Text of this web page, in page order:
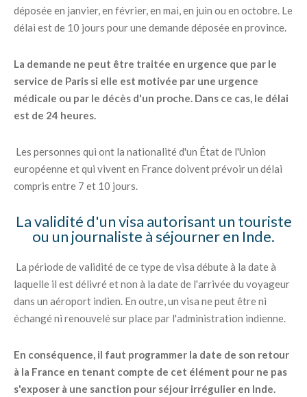
déposée en janvier, en février, en mai, en juin ou en octobre. Le
délai est de 10 jours pour une demande déposée en province.
La demande ne peut être traitée en urgence que par le
service de Paris si elle est motivée par une urgence
médicale ou par le décès d'un proche. Dans ce cas, le délai
est de 24 heures.
Les personnes qui ont la nationalité d'un État de l'Union
européenne et qui vivent en France doivent prévoir un délai
compris entre 7 et 10 jours.
La validité d'un visa autorisant un touriste
ou un journaliste à séjourner en Inde.
La période de validité de ce type de visa débute à la date à
laquelle il est délivré et non à la date de l'arrivée du voyageur
dans un aéroport indien. En outre, un visa ne peut être ni
échangé ni renouvelé sur place par l'administration indienne.
En conséquence, il faut programmer la date de son retour
à la France en tenant compte de cet élément pour ne pas
s'exposer à une sanction pour séjour irrégulier en Inde.